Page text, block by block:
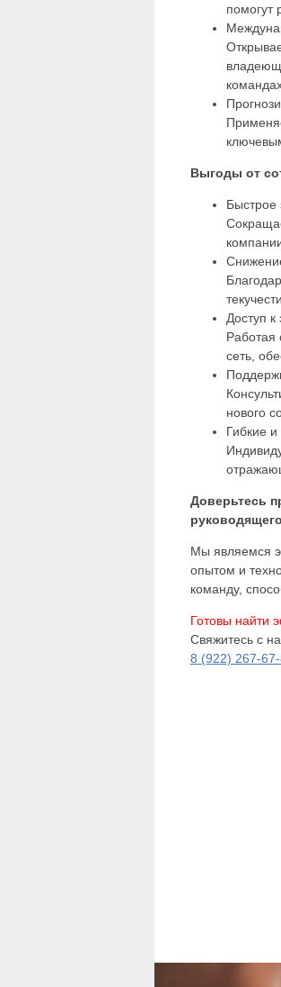
помогут
Выгоды от
Быстрое
Доступ
Работая
сеть,
нового
Гибкие
Доверьтесь
Мы являемся
опытом и
команду,
Готовы найти
Свяжитесь с
8 (922) 267-